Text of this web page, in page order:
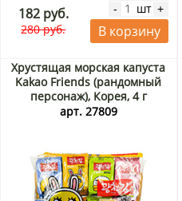
182 руб.
280 руб.
- шт +
В корзину
Хрустящая морская капуста
Kakao Friends (рандомный
персонаж), Корея, 4 г
арт. 27809